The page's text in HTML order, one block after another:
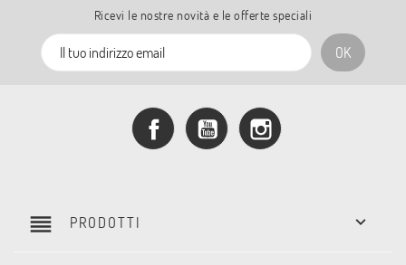
Ricevi le nostre novità e le offerte speciali
Facebook YouTube
reorder PRODOTTI 